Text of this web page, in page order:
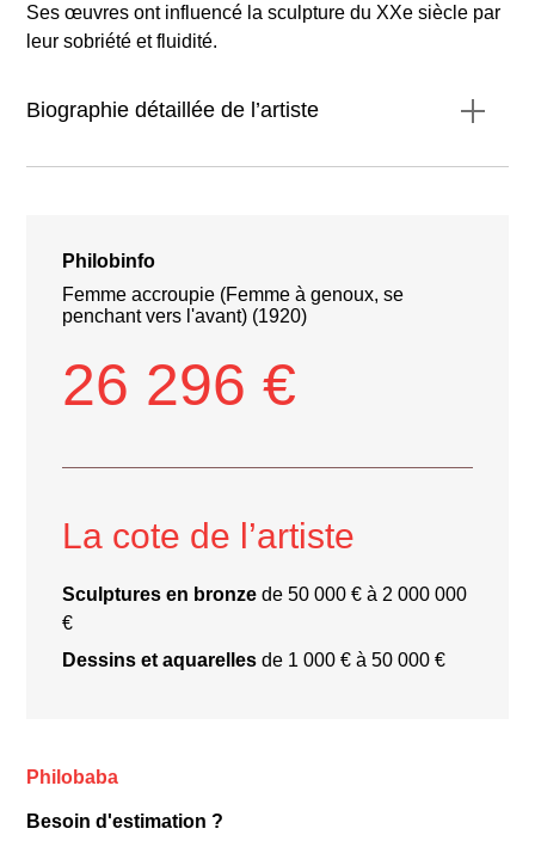
Ses œuvres ont influencé la sculpture du XXe siècle par
leur sobriété et fluidité.
Biographie détaillée de l’artiste
**Œuvres célèbres**
Philobinfo
Femme accroupie (Femme à genoux, se
penchant vers l'avant) (1920)
26 296 €
La cote de l’artiste
Sculptures en bronze de 50 000 € à 2 000 000
€
Dessins et aquarelles de 1 000 € à 50 000 €
Philobaba
Besoin d'estimation ?